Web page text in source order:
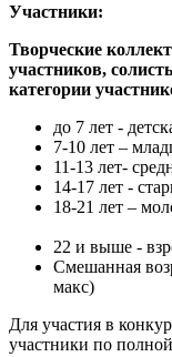
Участники:
Творческие
участников,
категории
до 7 лет -
7-10 лет –
11-13 лет-
14-17 лет -
18-21
22 и выше -
Смешанная
макс)
Для участия в
участники по